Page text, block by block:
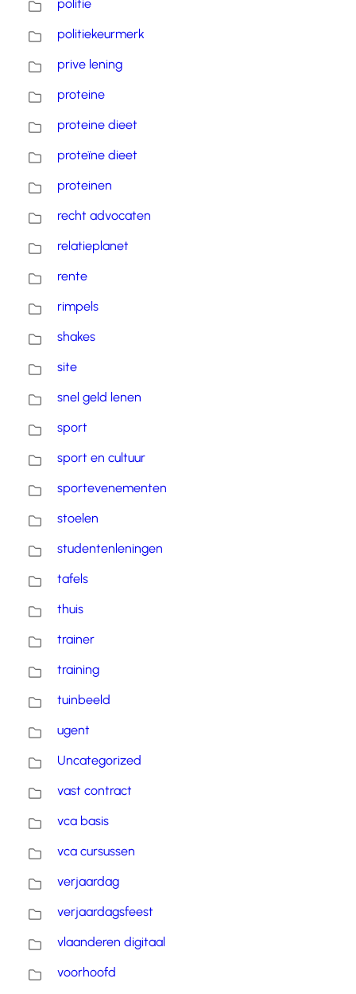
politie
politiekeurmerk
prive lening
proteine
proteine dieet
proteïne dieet
proteinen
recht advocaten
relatieplanet
rente
rimpels
shakes
site
snel geld lenen
sport
sport en cultuur
sportevenementen
stoelen
studentenleningen
tafels
thuis
trainer
training
tuinbeeld
ugent
Uncategorized
vast contract
vca basis
vca cursussen
verjaardag
verjaardagsfeest
vlaanderen digitaal
voorhoofd